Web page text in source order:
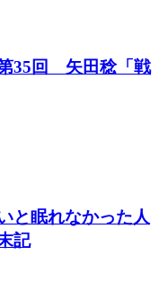
第35回 矢田稔「戦
と眠れなかった人
記